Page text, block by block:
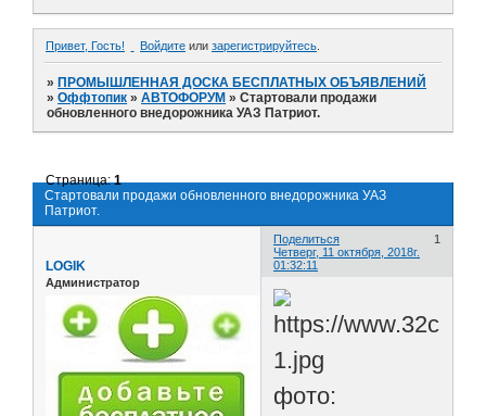
Привет, Гость! Войдите или зарегистрируйтесь
»ПРОМЫШЛЕННАЯ ДОСКА БЕСПЛАТНЫХ ОБЪЯВЛЕНИЙ
»Оффтопик »АВТОФОРУМ »Стартовали продажи
обновленного внедорожника УАЗ Патриот.
Стартовали продажи обновленного внедорожника УАЗ
Патриот.
Страница:1
Поделиться
1
Четверг, 11 октября, 2018г.
01:32:11
LOGIK
Администратор
фото: